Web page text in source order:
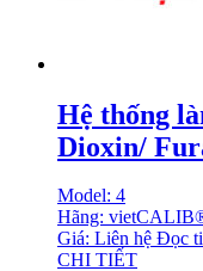
Hệ thống
Dioxin/
Model: 4
Hãng:
Giá: Liên hệ Đọc
CHI TIẾT